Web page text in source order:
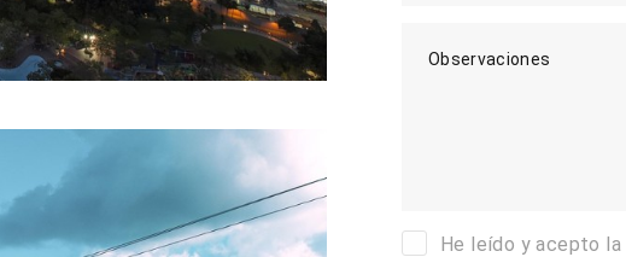
Observaciones
He leído y acepto la